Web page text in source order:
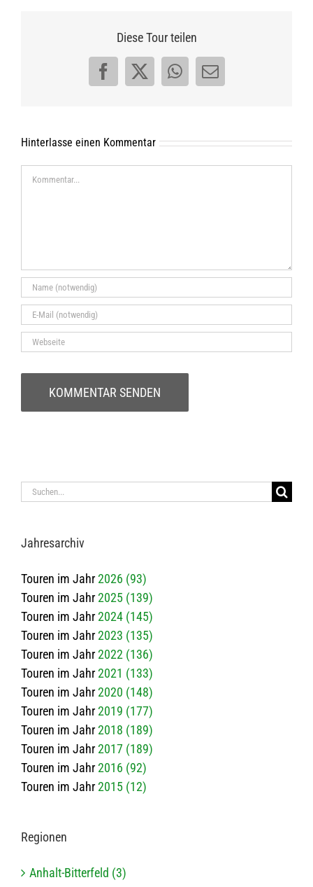
Diese Tour teilen
Facebook
X WhatsApp
E-
Hinterlasse einen Kommentar
Kommentar
Suche
Jah­res­ar­chiv
Touren im Jahr2026 (93)
Touren im Jahr2025 (139)
Touren im Jahr2024 (145)
Touren im Jahr2023 (135)
Touren im Jahr2022 (136)
Touren im Jahr2021 (133)
Touren im Jahr2020 (148)
Touren im Jahr2019 (177)
Touren im Jahr2018 (189)
Touren im Jahr2017 (189)
Touren im Jahr2016 (92)
Touren im Jahr2015 (12)
Regio­nen
Anhalt-Bitterfeld (3)